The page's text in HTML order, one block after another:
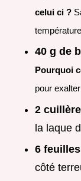
celui ci ?
40 g de
Pourquoi
pour
2
la laque
6
côté